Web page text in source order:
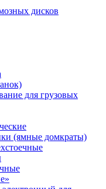
дисков
для грузовых
(ямные домкраты)